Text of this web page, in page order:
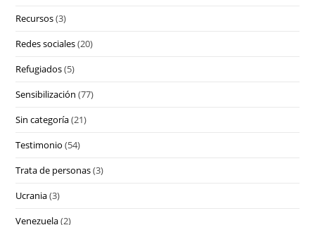
Recursos(3)
Redes sociales(20)
Refugiados(5)
Sensibilización (77)
Sin categoría(21)
Testimonio (54)
Trata de personas(3)
Ucrania(3)
Venezuela(2)